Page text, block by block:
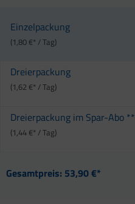
Einzelpackung
(1,80 €* / Tag)
Dreierpackung
(1,62 €* / Tag)
Dreierpackung im Spar-Abo **
(1,44 €* / Tag)
Gesamtpreis: 53,90 €*